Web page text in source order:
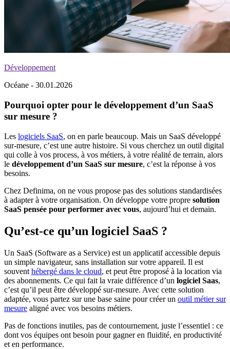
Développement
Océane - 30.01.2026
Pourquoi opter pour le développement d’un SaaS
sur mesure ?
Les logiciels SaaS, on en parle beaucoup. Mais un SaaS développé
sur-mesure, c’est une autre histoire. Si vous cherchez un outil digital
qui colle à vos process, à vos métiers, à votre réalité de terrain, alors
le développement d’un SaaS sur mesure, c’est la réponse à vos
besoins.
Chez Definima, on ne vous propose pas des solutions standardisées
à adapter à votre organisation. On développe votre propre solution
SaaS pensée pour performer avec vous, aujourd’hui et demain.
Qu’est-ce qu’un logiciel SaaS ?
Un SaaS (Software as a Service) est un applicatif accessible depuis
un simple navigateur, sans installation sur votre appareil. Il est
souvent hébergé dans le cloud, et peut être proposé à la location via
des abonnements. Ce qui fait la vraie différence d’un logiciel Saas,
c’est qu’il peut être développé sur-mesure. Avec cette solution
adaptée, vous partez sur une base saine pour créer un outil métier sur
mesure aligné avec vos besoins métiers.
Pas de fonctions inutiles, pas de contournement, juste l’essentiel : ce
dont vos équipes ont besoin pour gagner en fluidité, en productivité
et en performance.